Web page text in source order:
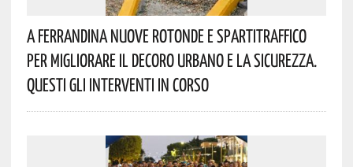
A Ferrandina Nuove Rotonde E Spartitraffico
Per Migliorare Il Decoro Urbano E La Sicurezza.
Questi Gli Interventi In Corso